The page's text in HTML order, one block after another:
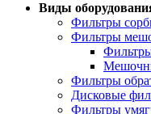
Виды
Фильтры
Фильтры
Фильтры
Дисковые
Фильтры